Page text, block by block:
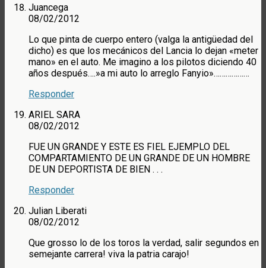
Juancega
08/02/2012
Lo que pinta de cuerpo entero (valga la antigüedad del
dicho) es que los mecánicos del Lancia lo dejan «meter
mano» en el auto. Me imagino a los pilotos diciendo 40
años después….»a mi auto lo arreglo Fanyio»………………
Responder
ARIEL SARA
08/02/2012
FUE UN GRANDE Y ESTE ES FIEL EJEMPLO DEL
COMPARTAMIENTO DE UN GRANDE DE UN HOMBRE
DE UN DEPORTISTA DE BIEN . . .
Responder
Julian Liberati
08/02/2012
Que grosso lo de los toros la verdad, salir segundos en
semejante carrera! viva la patria carajo!